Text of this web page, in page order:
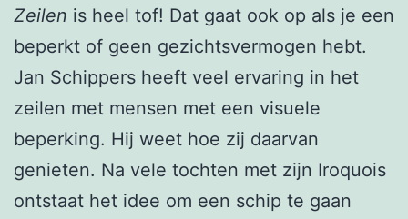
Zeilen is heel tof! Dat gaat ook op als je een
beperkt of geen gezichtsvermogen hebt.
Jan Schippers heeft veel ervaring in het
zeilen met mensen met een visuele
beperking. Hij weet hoe zij daarvan
genieten. Na vele tochten met zijn Iroquois
ontstaat het idee om een schip te gaan